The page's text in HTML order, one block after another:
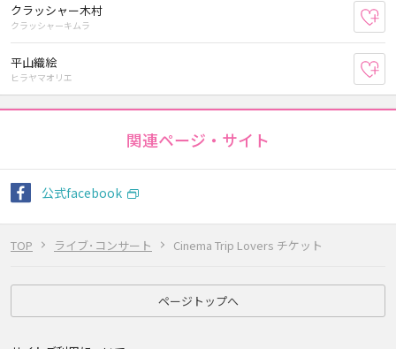
TOP ライブ･コンサート Cinema Trip Lovers チケット
クラッシャー木村
クラッシャーキムラ
平山織絵
ヒラヤマオリエ
関連ページ・サイト
公式facebook
ページトップへ